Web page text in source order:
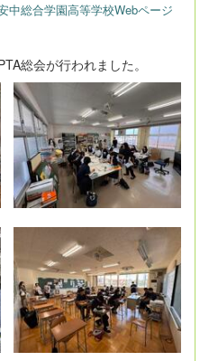
中総合学園高等学校Webページ
総会が行われました。